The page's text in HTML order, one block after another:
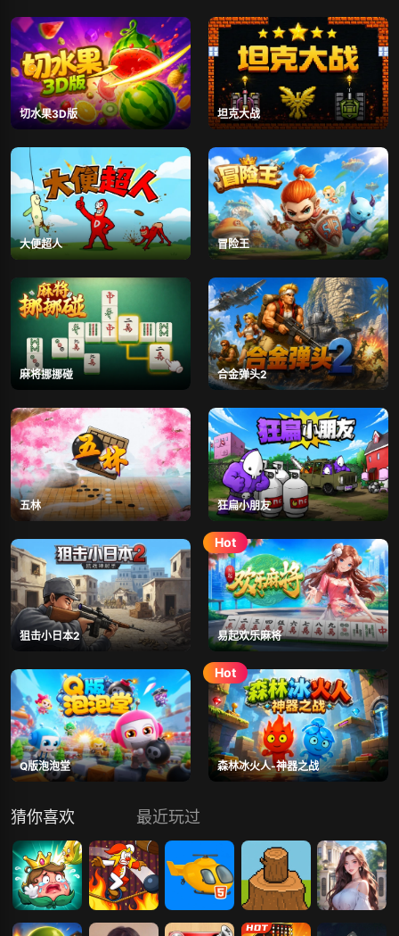
切水果3D版 坦克大战
大便超人 冒险王
麻将挪挪碰 合金弹头2
五林 狂扁小朋友
狙击小日本2 易起欢乐麻将
Q版泡泡堂 森林冰火人-神器之战
猜你喜欢 最近玩过
吃不到我呀 小丑骑呀骑H5 直升机飞呀 砍柴工
这个我上我也